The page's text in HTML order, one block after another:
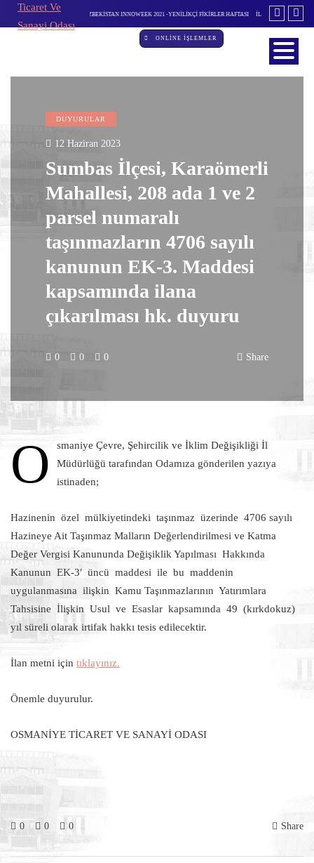
İL İSTİHDAM ve MESLEKİ EĞİTİM KURULU TOPLANTISI
GERÇEKLEŞTİRİLDİ
DEVLET
ONLİNE İŞLEMLER
DUYURULAR
12 Haziran 2023
Sumbas İlçesi, Karaömerli
Mahallesi, 208 ada 1 ve 2
parsel numaralı
taşınmazların 4706 sayılı
kanunun EK-3. Maddesi
kapsamında ilana
çıkarılması hk. duyuru
0 0 0 Share
O
smaniye Çevre, Şehircilik ve İklim Değişikliği İl
Müdürlüğü tarafından Odamıza gönderilen yazıya
istinaden;
Hazinenin özel mülkiyetindeki taşınmaz üzerinde 4706 sayılı
Hazineye Ait Taşınmaz Malların Değerlendirilmesi ve Katma
Değer Vergisi Kanununda Değişiklik Yapılması Hakkında
Kanunun EK-3′ üncü maddesi ile bu maddenin
uygulanmasına ilişkin Kamu Taşınmazlarının Yatırımlara
Tahsisine İlişkin Usul ve Esaslar kapsamında 49 (kırkdokuz)
yıl süreli olarak irtifak hakkı tesis edilecektir.
İlan metni için tıklayınız.
Önemle duyurulur.
OSMANİYE TİCARET VE SANAYİ ODASI
0 0 0 Share